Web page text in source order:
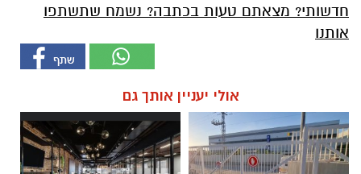
חדשותי? מצאתם טעות בכתבה? נשמח שתשתפו
אותנו
אולי יעניין אותך גם